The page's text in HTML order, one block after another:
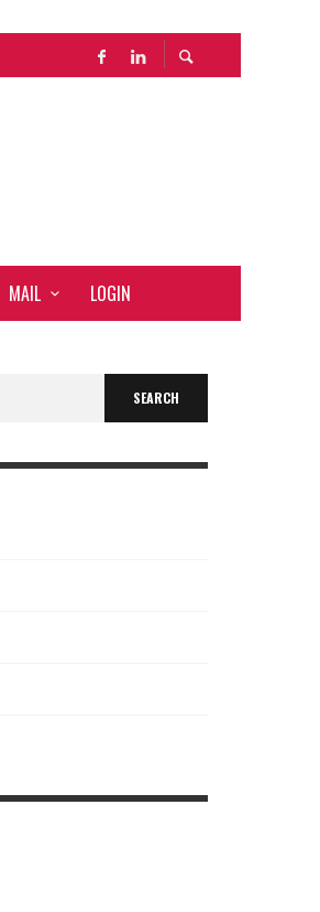
MAIL LOGIN